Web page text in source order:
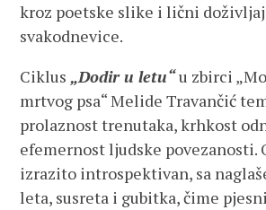
kroz poetske slike i lični doživljaj
svakodnevice.
Ciklus„Dodir u letu“u zbirci
mrtvog psa“ Melide Travančić
prolaznost trenutaka, krhkost
efemernost ljudske povezanosti.
izrazito introspektivan, sa
leta, susreta i gubitka, čime